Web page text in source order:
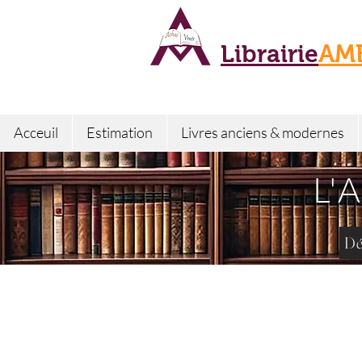
Librairie
Acceuil Estimation Livres anciens & modernes